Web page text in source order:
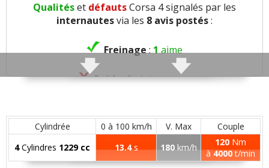
Qualitéset défautsCorsa 4 signalés par les
internautesvia les 8 avis postés:
Freinage:1aime
Poids:2n'aiment pas
Insonorisation et bruit perçu:1aime2
n'aiment pas
Cylindrée 0 à 100 km/h V. Max
Couple
4Cylindres 1229 cc 13.4s 180 km/h 120 Nm
à4000t/min